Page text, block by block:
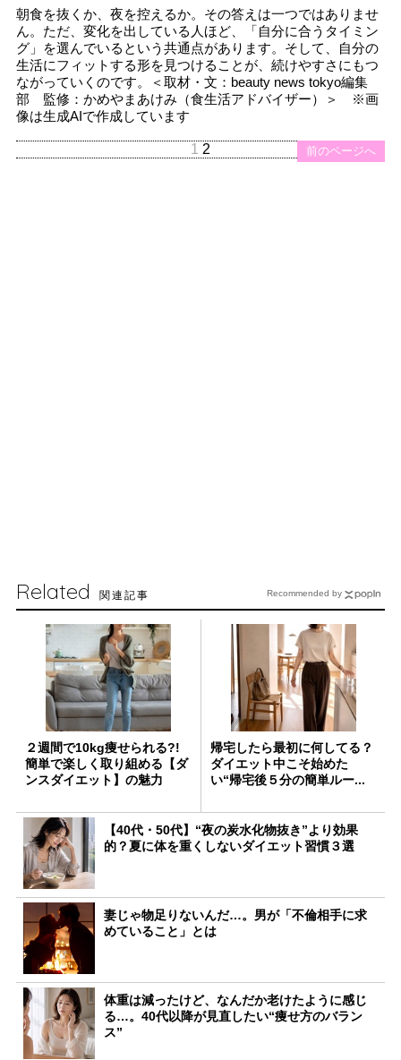
朝食を抜くか、夜を控えるか。その答えは一つではありませ
ん。ただ、変化を出している人ほど、「自分に合うタイミン
グ」を選んでいるという共通点があります。そして、自分の
生活にフィットする形を見つけることが、続けやすさにもつ
ながっていくのです。＜取材・文：beauty news tokyo編集
部 監修：かめやまあけみ（食生活アドバイザー）＞ ※画
像は生成AIで作成しています
前のページへ
1 2
Related 関連記事
２週間で10kg痩せられる?!
簡単で楽しく取り組める【ダ
ンスダイエット】の魅力
帰宅したら最初に何してる？
ダイエット中こそ始めた
い“帰宅後５分の簡単ルー...
【40代・50代】“夜の炭水化物抜き”より効果
的？夏に体を重くしないダイエット習慣３選
妻じゃ物足りないんだ…。男が「不倫相手に求
めていること」とは
体重は減ったけど、なんだか老けたように感じ
る…。40代以降が見直したい“痩せ方のバラン
ス”
Recommended by